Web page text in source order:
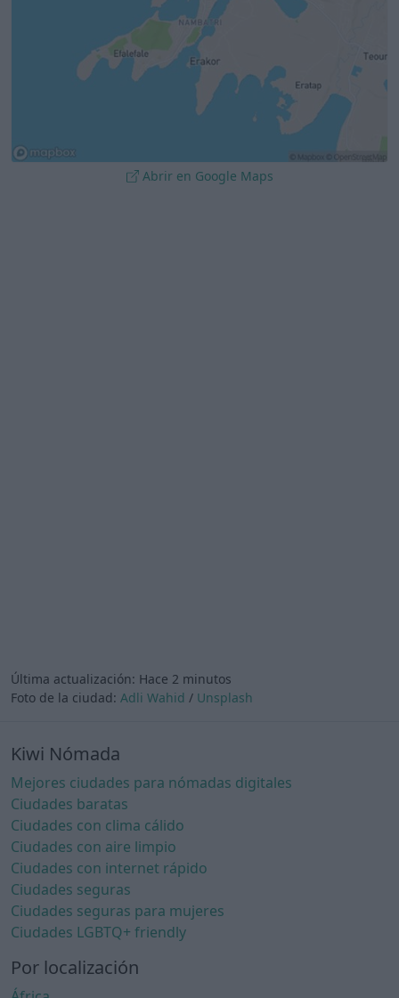
Abrir en Google Maps
Última actualización: Hace 2 minutos
Foto de la ciudad: Adli Wahid / Unsplash
Kiwi Nómada
Mejores ciudades para nómadas digitales
Ciudades baratas
Ciudades con clima cálido
Ciudades con aire limpio
Ciudades con internet rápido
Ciudades seguras
Ciudades seguras para mujeres
Ciudades LGBTQ+ friendly
Por localización